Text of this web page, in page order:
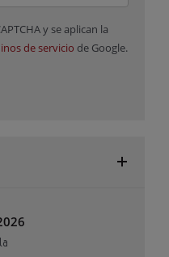
y se aplican la
de servicio de Google.